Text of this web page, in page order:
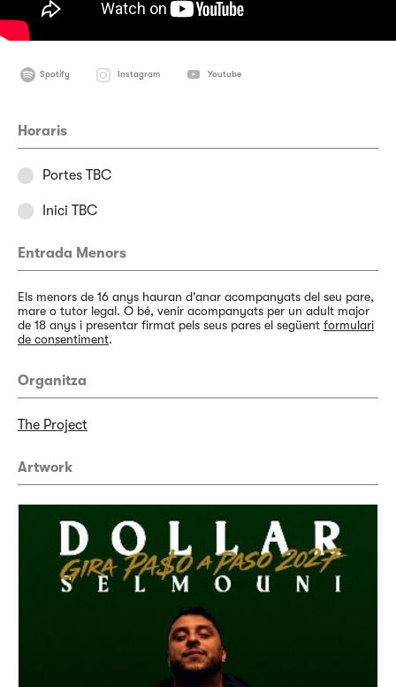
Spotify Instagram Youtube
Horaris
Portes TBC
Inici TBC
Entrada Menors
Els menors de 16 anys hauran d'anar acompanyats del seu pare,
mare o tutor legal. O bé, venir acompanyats per un adult major
de 18 anys i presentar firmat pels seus pares el següent formulari
de consentiment.
Organitza
The Project
Artwork